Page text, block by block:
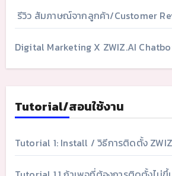
รีวิว สัมภาษณ์จากลูกค้า/Customer
Digital Marketing X ZWIZ.AI
Tutorial/สอนใช้งาน
Tutorial 1: Install / วิธีการติดตั้ง